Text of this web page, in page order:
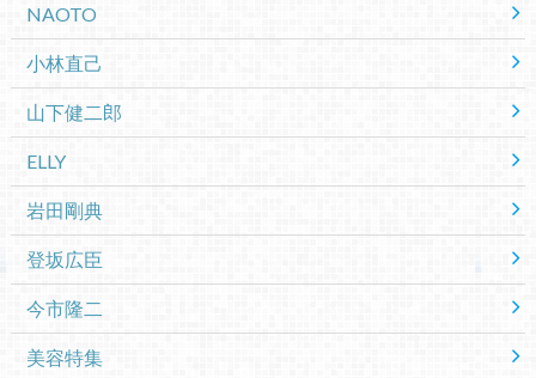
NAOTO
小林直己
山下健二郎
ELLY
岩田剛典
登坂広臣
今市隆二
美容特集